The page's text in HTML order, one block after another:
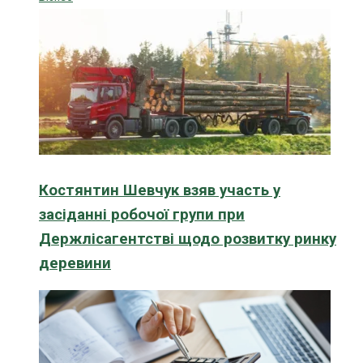
Костянтин Шевчук взяв участь у
засіданні робочої групи при
Держлісагентстві щодо розвитку ринку
деревини